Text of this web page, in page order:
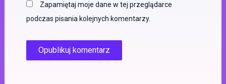
Zapamiętaj moje dane w tej przeglądarce
podczas pisania kolejnych komentarzy.